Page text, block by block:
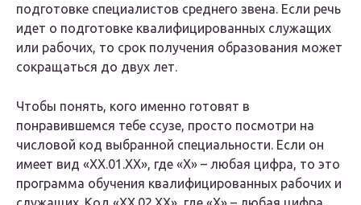
подготовке специалистов среднего звена. Если речь
идет о подготовке квалифицированных служащих
или рабочих, то срок получения образования может
сокращаться до двух лет.
Чтобы понять, кого именно готовят в
понравившемся тебе ссузе, просто посмотри на
числовой код выбранной специальности. Если он
имеет вид «XX.01.XX», где «X» – любая цифра, то это
программа обучения квалифицированных рабочих и